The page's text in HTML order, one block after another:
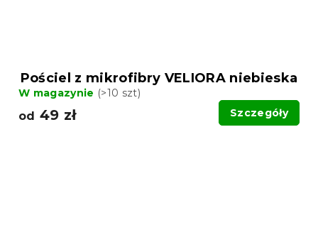
Pościel z mikrofibry VELIORA niebieska
W magazynie (>10 szt)
od 49 zł Szczegóły